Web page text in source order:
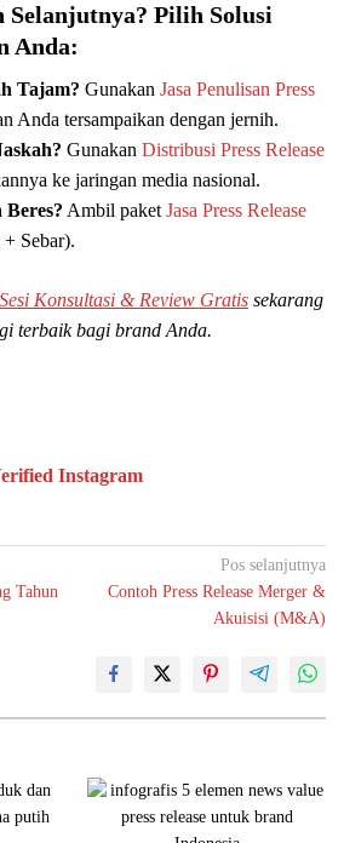
Selanjutnya? Pilih Solusi
Anda:
Tajam? Gunakan Jasa Penulisan Press
Anda tersampaikan dengan jernih.
Gunakan Distribusi Press Release
ke jaringan media nasional.
Ambil paket Jasa Press Release
Sebar).
Konsultasi & Review Gratis sekarang
terbaik bagi brand Anda.
Instagram
Tahun
Pos selanjutnya
Contoh Press Release Merger &
Akuisisi (M&A)